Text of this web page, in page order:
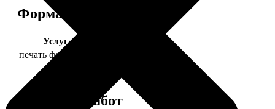
Форматы и цены
Услуга
печать фото 15х15
Примеры работ